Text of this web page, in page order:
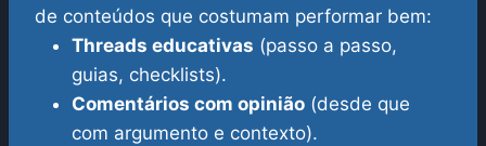
de conteúdos que costumam performar bem:
Threads educativas (passo a passo,
guias, checklists).
Comentários com opinião (desde que
com argumento e contexto).